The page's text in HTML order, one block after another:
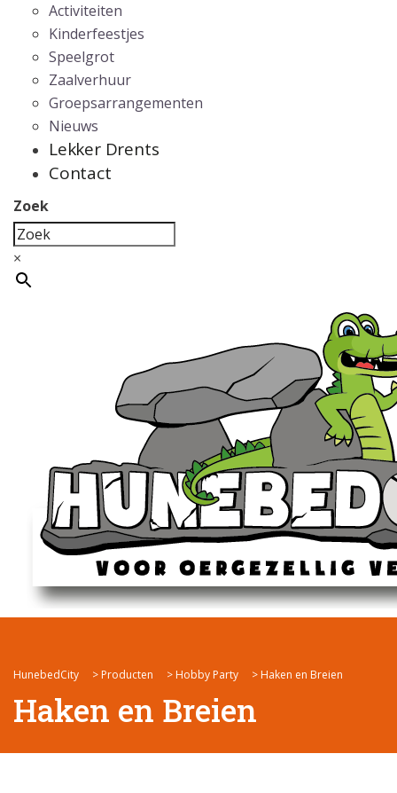
Activiteiten
Kinderfeestjes
Speelgrot
Zaalverhuur
Groepsarrangementen
Nieuws
Lekker Drents
Contact
Zoek
×
HunebedCity > Producten > Hobby Party > Haken en Breien
Haken en Breien